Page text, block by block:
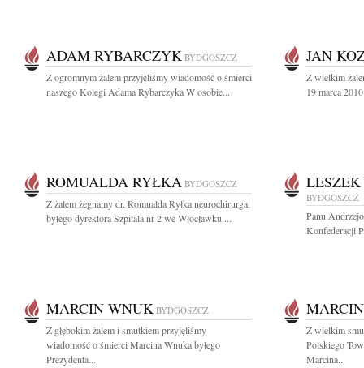
ADAM RYBARCZYK BYDGOSZCZ
Z ogromnym żalem przyjęliśmy wiadomość o śmierci
naszego Kolegi Adama Rybarczyka W osobie...
JAN
Z wielkim
19 marca
ROMUALDA RYŁKA BYDGOSZCZ
Z żalem żegnamy dr. Romualda Ryłka neurochirurga,
byłego dyrektora Szpitala nr 2 we Włocławku....
BYDGOSZCZ
Panu
Konfederacji
MARCIN WNUK BYDGOSZCZ
Z głębokim żalem i smutkiem przyjęliśmy
wiadomość o śmierci Marcina Wnuka byłego
Prezydenta...
Z wielkim
Polskiego
Marcina...